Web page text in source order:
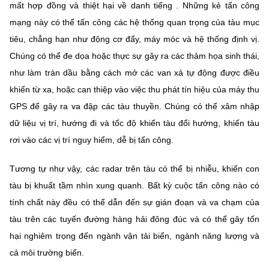
mất hợp đồng và thiệt hại về danh tiếng . Những kẻ tấn công
mạng này có thể tấn công các hệ thống quan trọng của tàu mục
tiêu, chẳng hạn như động cơ đẩy, máy móc và hệ thống định vị.
Chúng có thể đe dọa hoặc thực sự gây ra các thảm họa sinh thái,
như làm tràn dầu bằng cách mở các van xả tự động được điều
khiển từ xa, hoặc can thiệp vào việc thu phát tín hiệu của máy thu
GPS để gây ra va đập các tàu thuyền. Chúng có thể xâm nhập
dữ liệu vị trí, hướng đi và tốc độ khiến tàu đổi hướng, khiến tàu
rơi vào các vị trí nguy hiểm, dễ bị tấn công.
Tương tự như vậy, các radar trên tàu có thể bị nhiễu, khiến con
tàu bị khuất tầm nhìn xung quanh. Bất kỳ cuộc tấn công nào có
tính chất này đều có thể dẫn đến sự gián đoạn và va chạm của
tàu trên các tuyến đường hàng hải đông đúc và có thể gây tổn
hại nghiêm trọng đến ngành vận tải biển, ngành năng lượng và
cả môi trường biển.